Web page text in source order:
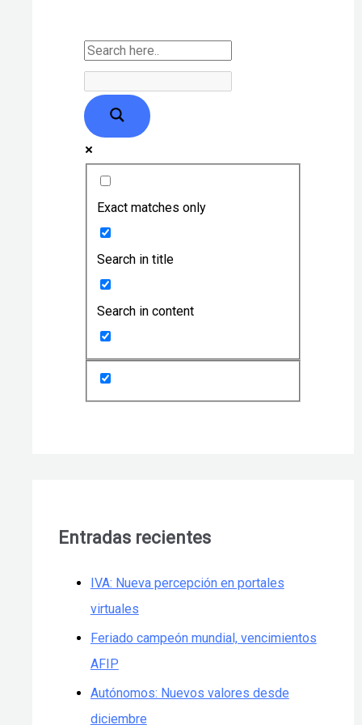
Exact matches only
Search in title
Search in content
Entradas recientes
IVA: Nueva percepción en portales
virtuales
Feriado campeón mundial, vencimientos
AFIP
Autónomos: Nuevos valores desde
diciembre